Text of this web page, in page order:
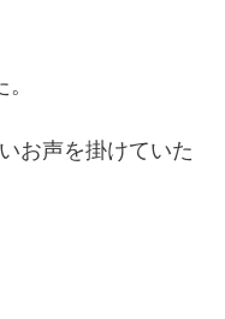
お声を掛けていた